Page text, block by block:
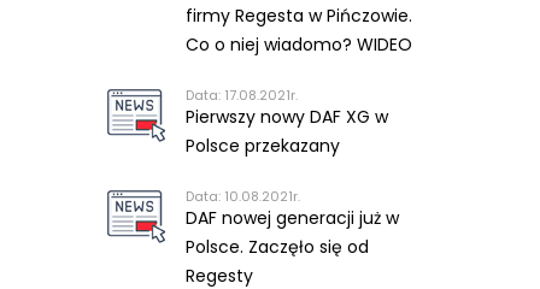
firmy Regesta w Pińczowie.
Co o niej wiadomo? WIDEO
Data: 17.08.2021r.
Pierwszy nowy DAF XG w
Polsce przekazany
Data: 10.08.2021r.
DAF nowej generacji już w
Polsce. Zaczęło się od
Regesty